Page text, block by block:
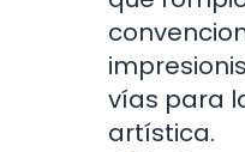
vías para
artística.